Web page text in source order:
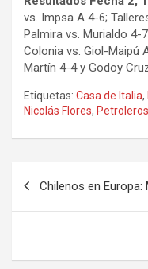
vs. Impsa A 4-6;
Palmira vs. Murialdo 4-
Colonia vs. Giol-Maipú
Martín 4-4 y Godoy
Etiquetas: Casa de Italia,
Nicolás Flores,
Chilenos en Europa: